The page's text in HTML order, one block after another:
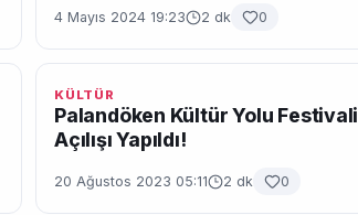
4 Mayıs 2024 19:23 2 dk 0
KÜLTÜR
Palandöken Kültür Yolu Festivali
Açılışı Yapıldı!
20 Ağustos 2023 05:11 2 dk 0